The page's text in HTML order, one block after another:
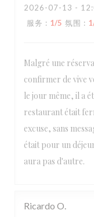
2026-07-13 -
服务 : 1/5 氛围 : 1
Malgré une
confirmer de vive
le jour même, il a
restaurant était
excuse, sans
était pour un
aura pas d'autre.
Ricardo O